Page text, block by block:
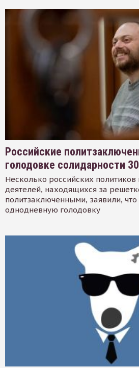
Российские
голодовке солидарности
Несколько российских
деятелей, находящихся за
политзаключенными, заявили,
однодневную голодовку